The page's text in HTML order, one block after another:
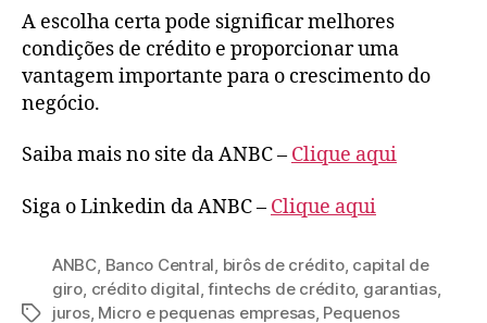
A escolha certa pode significar melhores
condições de crédito e proporcionar uma
vantagem importante para o crescimento do
negócio.
Saiba mais no site da ANBC – Clique aqui
Siga o Linkedin da ANBC – Clique aqui
ANBC Banco Central birôs de crédito, capital de
giro crédito digital ,fintechs de crédito, garantias,
juros, Micro e pequenas empresas, Pequenos